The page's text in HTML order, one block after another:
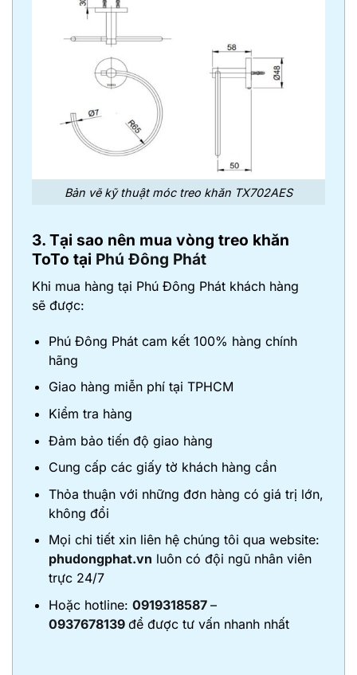
Bản vẽ kỹ thuật móc treo khăn TX702AES
3. Tại sao nên mua vòng treo khăn
ToTo tại Phú Đông Phát
Khi mua hàng tại Phú Đông Phát khách hàng
sẽ được:
Phú Đông Phát cam kết 100% hàng chính
hãng
Giao hàng miễn phí tại TPHCM
Kiểm tra hàng
Đảm bảo tiến độ giao hàng
Cung cấp các giấy tờ khách hàng cần
Thỏa thuận với những đơn hàng có giá trị lớn,
không đổi
Mọi chi tiết xin liên hệ chúng tôi qua website:
phudongphat.vn luôn có đội ngũ nhân viên
trực 24/7
Hoặc hotline: 0919318587 –
0937678139 để được tư vấn nhanh nhất